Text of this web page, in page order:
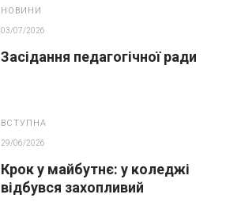
НОВИНИ
03/07/2026
Засідання педагогічної ради
ВСТУПНА
29/06/2026
Крок у майбутнє: у коледжі
відбувся захопливий